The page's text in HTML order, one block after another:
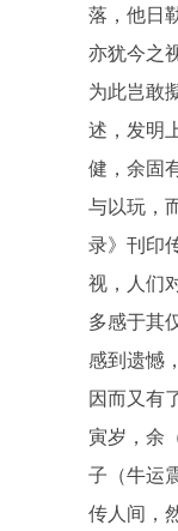
落，他日
亦犹今之
为此岂敢
述，发明
健，余固
与以玩，
录》刊印
视，人们
多感于其
感到遗憾
因而又有
寅岁，余
子（牛运
传人间，